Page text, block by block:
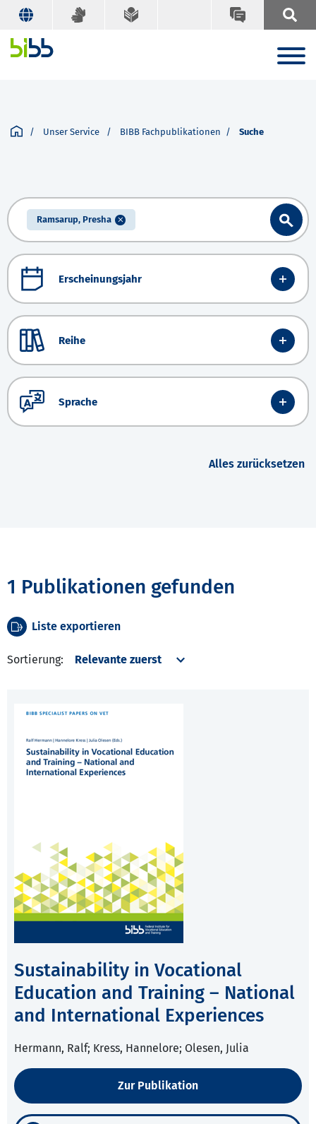
Unser Service BIBB Fachpublikationen Suche
Ramsarup, Presha
Erscheinungsjahr
Reihe
Sprache
Alles zurücksetzen
1 Publikationen gefunden
Liste exportieren
Sortierung:
Sustainability in Vocational
Education and Training – National
and International Experiences
Hermann, Ralf; Kress, Hannelore; Olesen, Julia
Zur Publikation